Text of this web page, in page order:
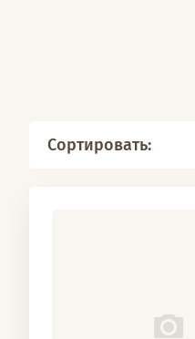
Сортировать: